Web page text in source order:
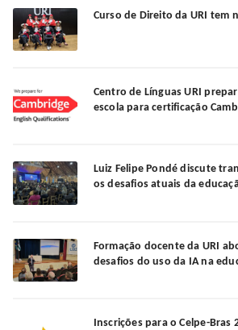
Curso de Direito da URI tem
Centro de Línguas URI
escola para certificação
Luiz Felipe Pondé discute
os desafios atuais da
Formação docente da URI
desafios do uso da IA na
Inscrições para o Celpe-Bras